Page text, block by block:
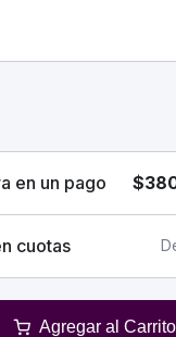
en un pago
cuotas
Agregar al Carrito